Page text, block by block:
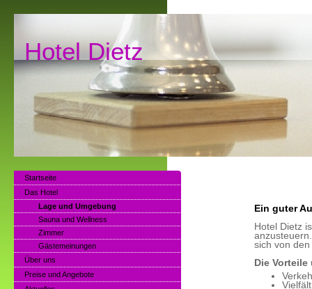
Hotel Dietz
Ein guter
Hotel Dietz
sich von
Die
Startseite
Das Hotel
Lage und Umgebung
Sauna und Wellness
Zimmer
Gästemeinungen
Über uns
Preise und Angebote